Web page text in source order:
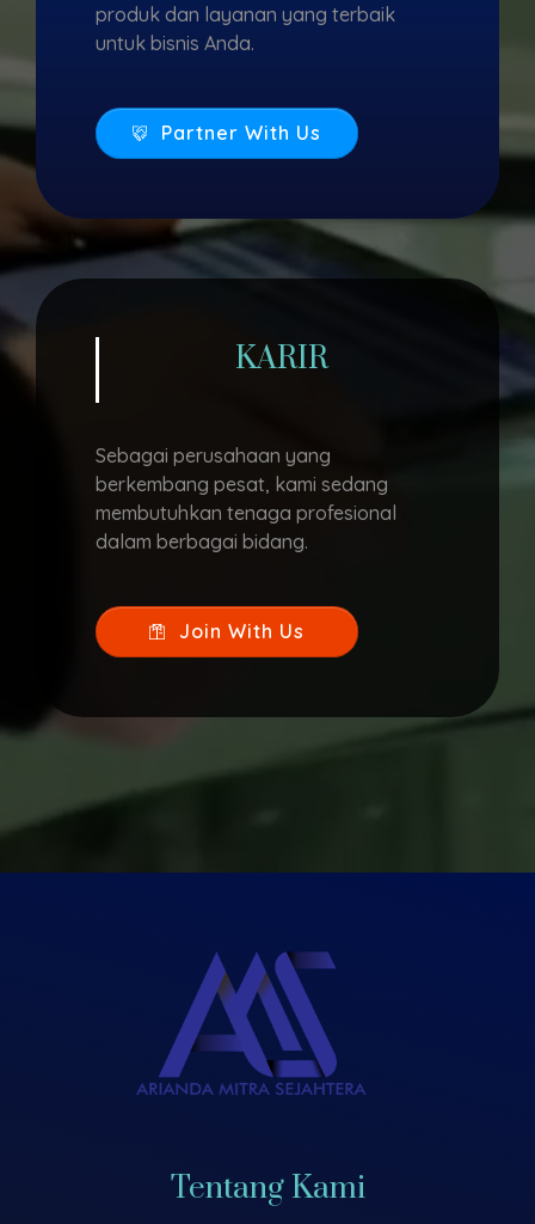
produk dan layanan yang terbaik
untuk bisnis Anda.
Partner With Us
KARIR
Sebagai perusahaan yang
berkembang pesat, kami sedang
membutuhkan tenaga profesional
dalam berbagai bidang.
Join With Us
Tentang Kami